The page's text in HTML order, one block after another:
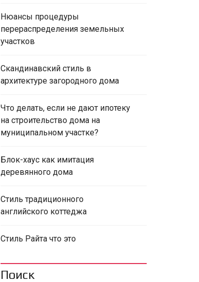
Нюансы процедуры
перераспределения земельных
участков
Скандинавский стиль в
архитектуре загородного дома
Что делать, если не дают ипотеку
на строительство дома на
муниципальном участке?
Блок-хаус как имитация
деревянного дома
Стиль традиционного
английского коттеджа
Стиль Райта что это
Поиск